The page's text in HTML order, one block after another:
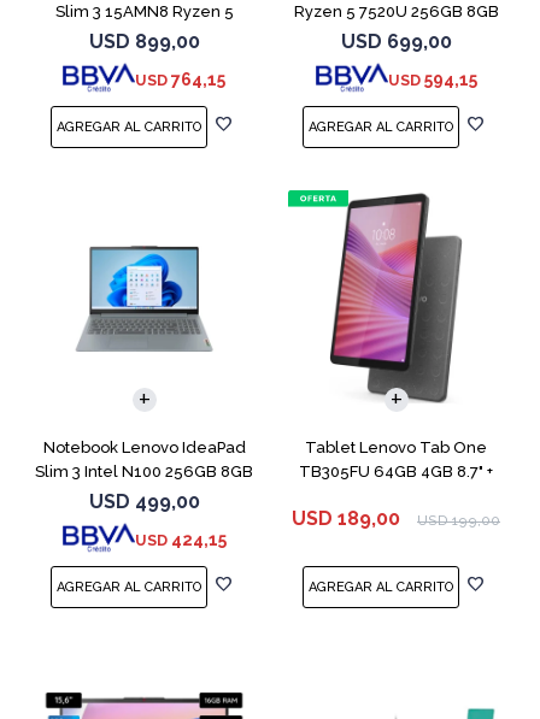
Slim 3 15AMN8 Ryzen 5
7520U 512 16GB
USD 899,00
USD 764,15
Ryzen 5 7520U 256GB 8GB
Abyss Blue
USD 699,00
USD 594,15
Notebook Lenovo IdeaPad
Slim 3 Intel N100 256GB 8GB
USD 499,00
USD 424,15
Tablet Lenovo Tab One
TB305FU 64GB 4GB 8.7" +
USD 189,00 USD 199,00